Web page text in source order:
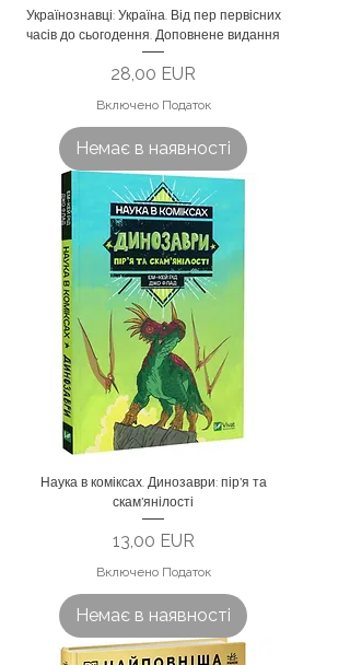
Українознавці: Україна. Від пер первісних
часів до сьогодення. Доповнене видання
Ціна
28,00 EUR
Включено Податок
Немає в наявності
Наука в коміксах. Динозаври: пір’я та
скам’янілості
Ціна
13,00 EUR
Включено Податок
Немає в наявності